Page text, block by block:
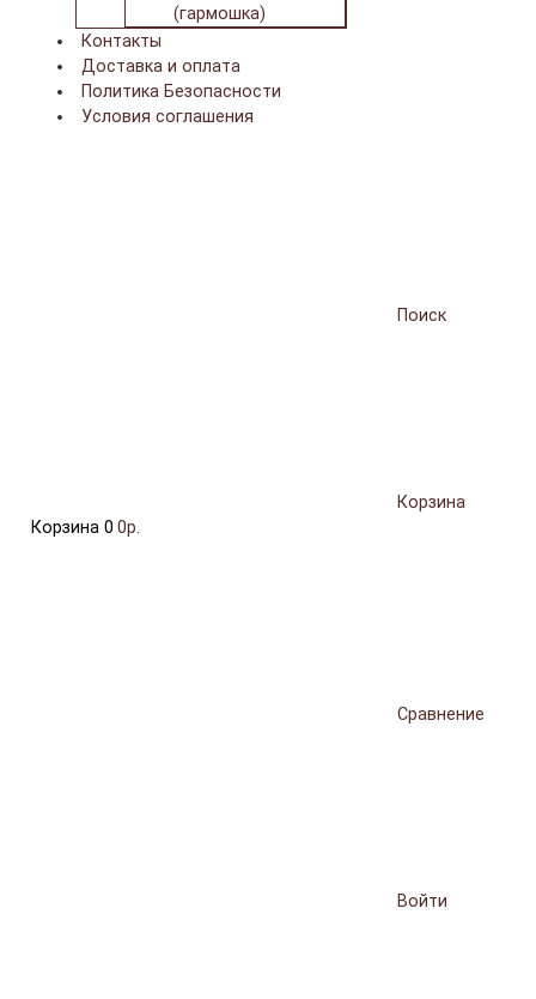
(гармошка)
Контакты
Доставка и оплата
Политика Безопасности
Условия соглашения
Поиск
Корзина
Корзина 0 0р.
Сравнение
Войти